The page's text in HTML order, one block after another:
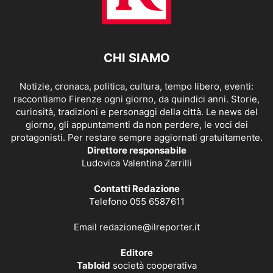
CHI SIAMO
Notizie, cronaca, politica, cultura, tempo libero, eventi:
raccontiamo Firenze ogni giorno, da quindici anni. Storie,
curiosità, tradizioni e personaggi della città. Le news del
giorno, gli appuntamenti da non perdere, le voci dei
protagonisti. Per restare sempre aggiornati gratuitamente.
Direttore responsabile
Ludovica Valentina Zarrilli
Contatti Redazione
Telefono 055 6587611
Email redazione@ilreporter.it
Editore
Tabloid società cooperativa